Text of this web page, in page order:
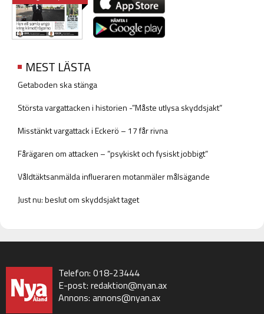
MEST LÄSTA
Getaboden ska stänga
Största vargattacken i historien -”Måste utlysa skyddsjakt”
Misstänkt vargattack i Eckerö – 17 får rivna
Fårägaren om attacken – ”psykiskt och fysiskt jobbigt”
Våldtäktsanmälda influeraren motanmäler målsägande
Just nu: beslut om skyddsjakt taget
Telefon: 018-23444
E-post: redaktion@nyan.ax
Annons: annons@nyan.ax